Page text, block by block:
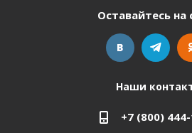
Оставайтесь на
Наши
+7 (800)